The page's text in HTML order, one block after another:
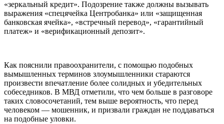
«зеркальный кредит». Подозрение также должны вызывать
выражения «спецячейка Центробанка» или «защищенная
банковская ячейка», «встречный перевод», «гарантийный
платеж» и «верификационный депозит».
Как пояснили правоохранители, с помощью подобных
вымышленных терминов злоумышленники стараются
произвести впечатление более солидных и убедительных
собеседников. В МВД отметили, что чем больше в разговоре
таких словосочетаний, тем выше вероятность, что перед
человеком — мошенник, и призвали граждан не поддаваться
на подобные уловки.